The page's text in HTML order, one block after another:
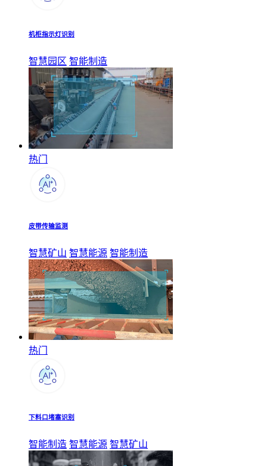
机柜指示灯识别
智慧园区 智能制造
热门
皮带传输监测
智慧矿山 智慧能源 智能制造
热门
下料口堵塞识别
智能制造 智慧能源 智慧矿山